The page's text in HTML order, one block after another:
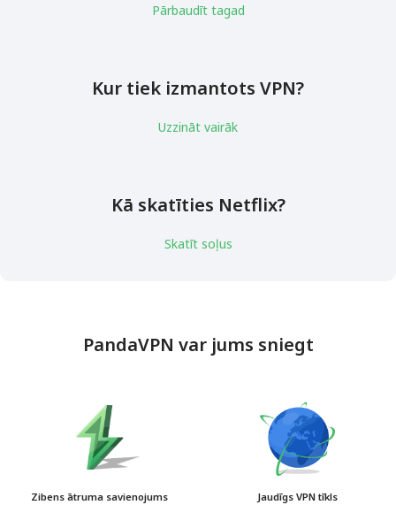
Pārbaudīt tagad
Kur tiek izmantots VPN?
Uzzināt vairāk
Kā skatīties Netflix?
Skatīt soļus
PandaVPN var jums sniegt
Zibens ātruma savienojums Jaudīgs VPN tīkls